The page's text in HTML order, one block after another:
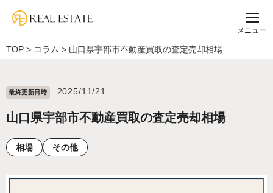
メニュー
TOP > コラム > 山口県宇部市不動産買取の査定売却相場
最終更新⽇時 2025/11/21
山口県宇部市不動産買取の査定売却相場
相場 その他